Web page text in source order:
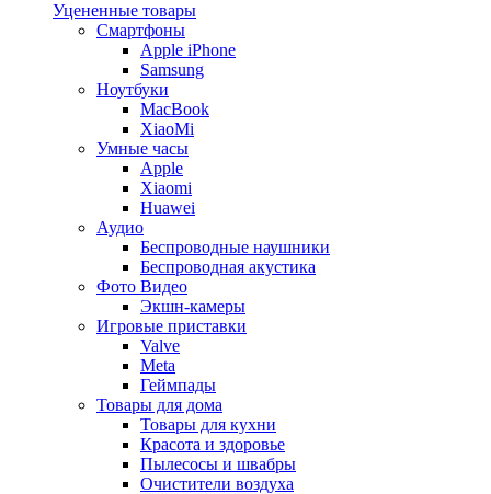
Уцененные товары
Cмартфоны
Apple iPhone
Samsung
Ноутбуки
MacBook
XiaoMi
Умные часы
Apple
Xiaomi
Huawei
Аудио
Беспроводные наушники
Беспроводная акустика
Фото Видео
Экшн-камеры
Игровые приставки
Valve
Meta
Геймпады
Товары для дома
Товары для кухни
Красота и здоровье
Пылесосы и швабры
Очистители воздуха